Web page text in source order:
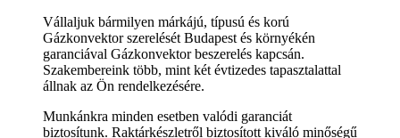
Vállaljuk bármilyen márkájú, típusú és korú
Gázkonvektor szerelését Budapest és környékén
garanciával Gázkonvektor beszerelés kapcsán.
Szakembereink több, mint két évtizedes tapasztalattal
állnak az Ön rendelkezésére.
Munkánkra minden esetben valódi garanciát
biztosítunk. Raktárkészletről biztosított kiváló minőségű